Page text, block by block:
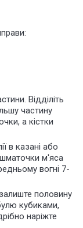
Відділіть
частину
а кістки
в казані або
м'яса
вогні 7-
залиште половину
кубиками,
наріжте